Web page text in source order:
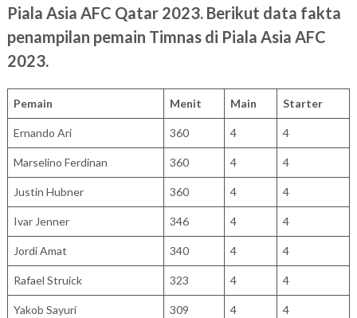
Piala Asia AFC Qatar 2023. Berikut data fakta
penampilan pemain Timnas di Piala Asia AFC
2023.
Pemain Menit Main Starter
Ernando Ari 360 4 4
Marselino Ferdinan 360 4 4
Justin Hubner 360 4 4
Ivar Jenner 346 4 4
Jordi Amat 340 4 4
Rafael Struick 323 4 4
Yakob Sayuri 309 4 4